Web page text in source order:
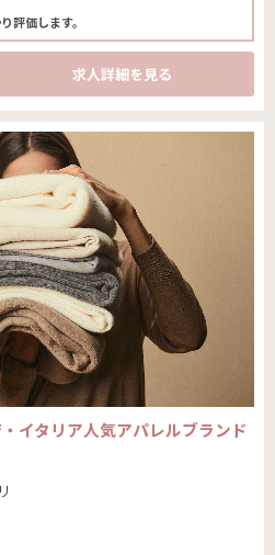
価します。
求人詳細を見る
イタリア人気アパレルブランド